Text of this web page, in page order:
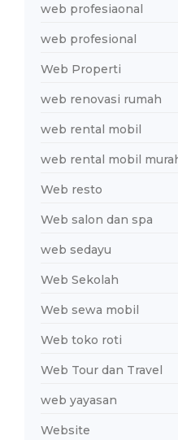
web profesiaonal
web profesional
Web Properti
web renovasi rumah
web rental mobil
web rental mobil
Web resto
Web salon dan spa
web sedayu
Web Sekolah
Web sewa mobil
Web toko roti
Web Tour dan Travel
web yayasan
Website